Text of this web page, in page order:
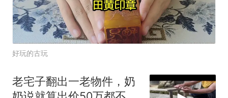
好玩的古玩
老宅子翻出一老物件，奶